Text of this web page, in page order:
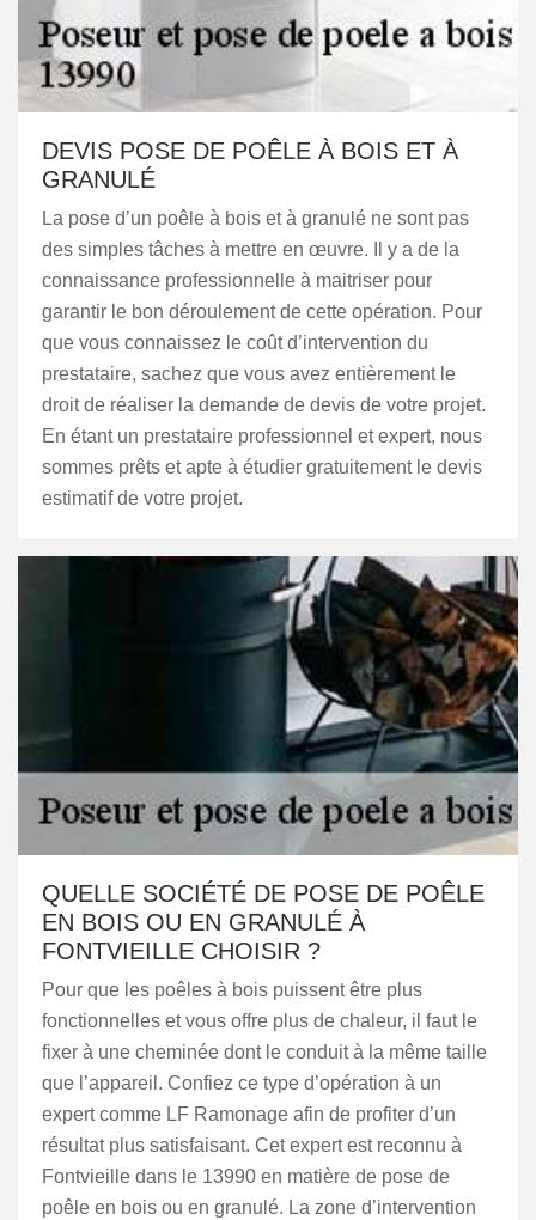
DEVIS POSE DE POÊLE À BOIS ET À
GRANULÉ
La pose d’un poêle à bois et à granulé ne sont pas
des simples tâches à mettre en œuvre. Il y a de la
connaissance professionnelle à maitriser pour
garantir le bon déroulement de cette opération. Pour
que vous connaissez le coût d’intervention du
prestataire, sachez que vous avez entièrement le
droit de réaliser la demande de devis de votre projet.
En étant un prestataire professionnel et expert, nous
sommes prêts et apte à étudier gratuitement le devis
estimatif de votre projet.
QUELLE SOCIÉTÉ DE POSE DE POÊLE
EN BOIS OU EN GRANULÉ À
FONTVIEILLE CHOISIR ?
Pour que les poêles à bois puissent être plus
fonctionnelles et vous offre plus de chaleur, il faut le
fixer à une cheminée dont le conduit à la même taille
que l’appareil. Confiez ce type d’opération à un
expert comme LF Ramonage afin de profiter d’un
résultat plus satisfaisant. Cet expert est reconnu à
Fontvieille dans le 13990 en matière de pose de
poêle en bois ou en granulé. La zone d’intervention